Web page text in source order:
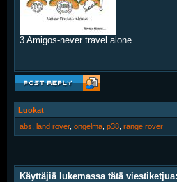
3 Amigos-never travel alone
Luokat
abs land rover, ongelma p38 range rover
Käyttäjiä lukemassa tätä